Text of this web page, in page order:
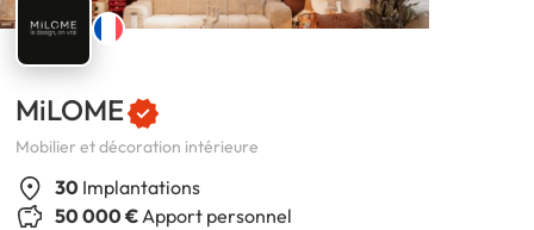
MiLOME
Mobilier et décoration intérieure
30 Implantations
50 000 €Apport personnel